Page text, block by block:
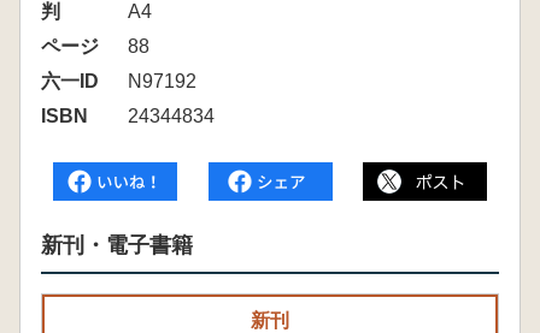
判
A4
ページ
88
六一ID
N97192
ISBN
24344834
新刊・電子書籍
新刊